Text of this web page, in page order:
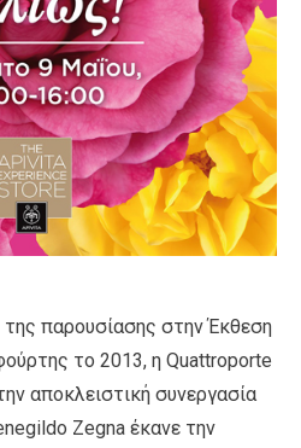
παρουσίασης στην Έκθεση
το 2013, η Quattroporte
αποκλειστική συνεργασία
Zegna έκανε την